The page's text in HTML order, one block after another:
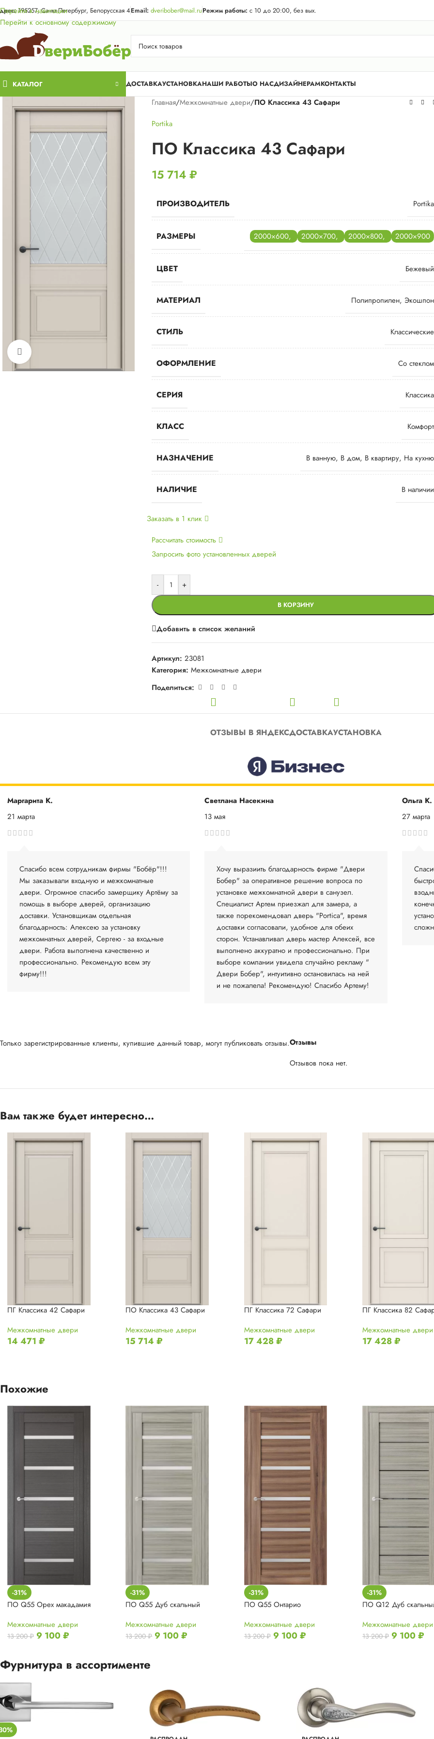
Перейти к навигации
Перейти к основному содержимому
Акция для жителей Лен. области! Бесплатная доставка в 50 км. от КАД.
195257, Санкт-Петербург, Белорусская 4Email: dveribober@mail.ruРежим работы: с 10 до 20:00, без вых.
КАТАЛОГ ДОСТАВКАУСТАНОВКАНАШИ РАБОТЫО НАСДИЗАЙНЕРАМКОНТАКТЫ
Главная/Межкомнатные двери/ПО Классика 43 Сафари
Portika
ПО Классика 43 Сафари
15 714 ₽
ПРОИЗВОДИТЕЛЬ Portika
РАЗМЕРЫ 2000×600, 2000×700, 2000×800, 2000×900
ЦВЕТ Бежевый
МАТЕРИАЛ Полипропилен, Экошпон
СТИЛЬ Классические
ОФОРМЛЕНИЕ Со стеклом
СЕРИЯ Классика
КЛАСС Комфорт
НАЗНАЧЕНИЕ В ванную, В дом, В квартиру, На кухню
НАЛИЧИЕ В наличии
Заказать в 1 клик
Рассчитать стоимость
Запросить фото установленных дверей
- +
В КОРЗИНУ
Добавить в список желаний
Артикул: 23081
Категория: Межкомнатные двери
Поделиться:
ОТЗЫВЫ В ЯНДЕКСДОСТАВКАУСТАНОВКА
Маргарита К.
21 марта
Спасибо всем сотрудникам фирмы "Бобёр"!!!
Мы заказывали входную и межкомнатные
двери. Огромное спасибо замерщику Артёму за
помощь в выборе дверей, организацию
доставки. Установщикам отдельная
благодарность: Алексею за установку
межкомнатных дверей, Сергею - за входные
двери. Работа выполнена качественно и
профессионально. Рекомендую всем эту
фирму!!!
Светлана Насекина
13 мая
Хочу выразиить благодарность фирме "Двери
Бобер" за оперативное решение вопроса по
установке межкомнатной двери в санузел.
Специалист Артем приезжал для замера, а
также порекомендовал дверь "Portica", время
доставки согласовали, удобное для обеих
сторон. Устанавливал дверь мастер Алексей, все
выполнено аккуратно и профессионально. При
выборе компании увидела случайно рекламу "
Двери Бобер", интуитивно остановилась на ней
и не пожалела! Рекомендую! Спасибо Артему!
Ольга К.
27 марта
Отзывы
Отзывов пока нет.
Только зарегистрированные клиенты, купившие данный товар, могут публиковать отзывы.
Вам также будет интересно…
ПГ Классика 42 Сафари
Межкомнатные двери
14 471 ₽
ПО Классика 43 Сафари
Межкомнатные двери
15 714₽
ПГ Классика 72 Сафари
Межкомнатные двери
17 428₽
ПГ Классика 82
Межкомнатные двери
17 428₽
Похожие
-31%
ПО Q55 Орех макадамия
Межкомнатные двери
13 200₽ 9 100₽
-31%
ПО Q55 Дуб скальный
Межкомнатные двери
13 200₽ 9 100₽
-31%
ПО Q55 Онтарио
Межкомнатные двери
13 200₽ 9 100₽
-31%
ПО Q12 Дуб
Межкомнатные двери
13 200₽ 9 100₽
Фурнитура в ассортименте